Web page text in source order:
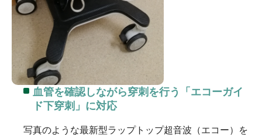
血管を確認しながら穿刺を行う「エコーガイ
ド下穿刺」に対応
写真のような最新型ラップトップ超音波（エコー）を